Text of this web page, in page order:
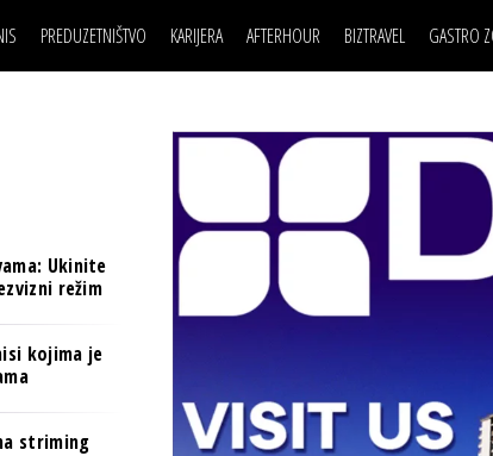
BANKE
OSIGURANJE
TECH I AI
BIZNIS & SPORT
PREDUZETNIŠTVO KARIJERA
LJUDI (HR)
USAVRŠAVANJE
KNOW-HOW
AFTERHOUR
KNJIGE
STIL
WELLBEING
BIZTRAVEL GASTRO
BIZNIS SCENA
BREND I KOMUNIKACIJE
OSIGURANJE
TECH I AI
PULS REGIONA
POSAO
MOJ UGAO
USAVRŠAVANJE
KNOW-HOW
FILM I SCENA
AUTO SVET
STIL
WELLBEING
Ukinite
režim
kojima je
striming